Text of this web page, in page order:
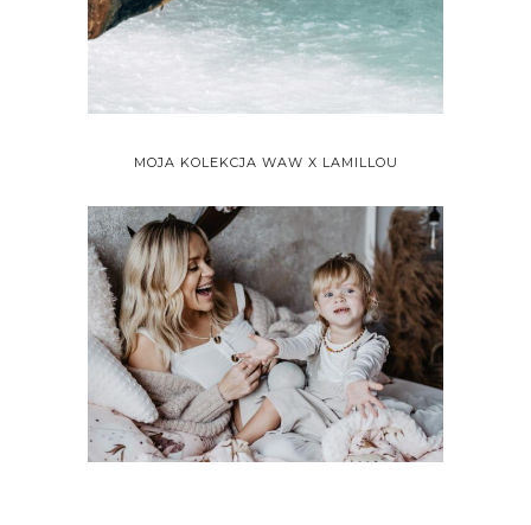
MOJA KOLEKCJA WAW X LAMILLOU